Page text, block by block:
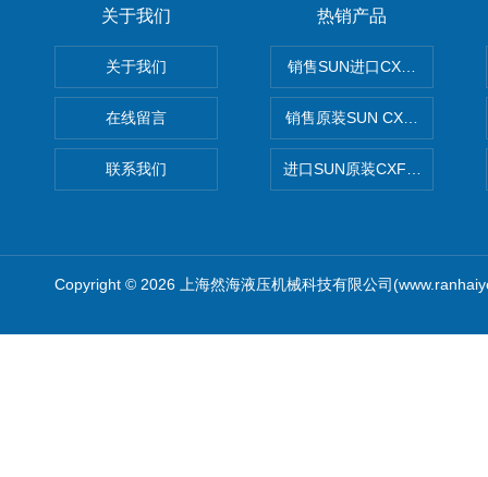
关于我们
关于我们
在线留言
联系我们
热销产品
销售SUN进口CXGDXCN插
销售原装SUN CXJAXCN全
进口SUN原装CXFAXCN导压
Copyright © 2026 上海然海液压机械科技有限公司